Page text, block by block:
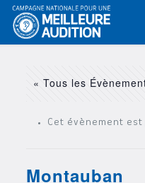
« Tous les
Cet évènement est
Montauban